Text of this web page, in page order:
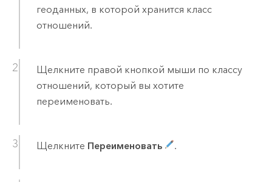
геоданных, в которой хранится класс
отношений.
Щелкните правой кнопкой мыши по классу
отношений, который вы хотите
переименовать.
Щелкните Переименовать .